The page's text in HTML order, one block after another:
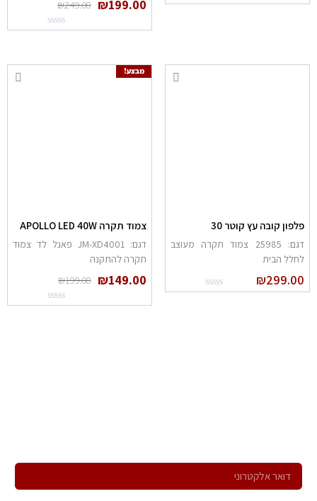
₪249.00 ₪199.00
קובה עץ קוטר 30
דגם: 25985 צמוד תקרה מעוצב
הבית
₪
מבצע!
צמוד תקרה APOLLO LED 40W
דגם: JM-XD4001 פאנל לד צמוד
תקרה להתקנה
₪199.00 ₪149.00